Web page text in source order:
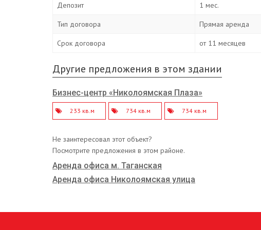
Депозит 1 мес.
Тип договора Прямая аренда
Срок договора от 11 месяцев
Другие предложения в этом здании
Бизнес-центр «Николоямская Плаза»
233 кв.м 734 кв.м 734 кв.м
Не заинтересовал этот объект?
Посмотрите предложения в этом районе.
Аренда офиса м. Таганская
Аренда офиса Николоямская улица